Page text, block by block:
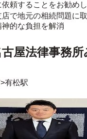
頼することをお勧めし
で地元の相続問題に
的な負担を解消
屋法律事務
>有松駅